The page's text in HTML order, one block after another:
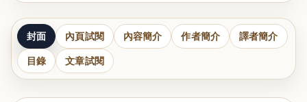
封面 內頁試閱 內容簡介 作者簡介 譯者簡介
目錄 文章試閱